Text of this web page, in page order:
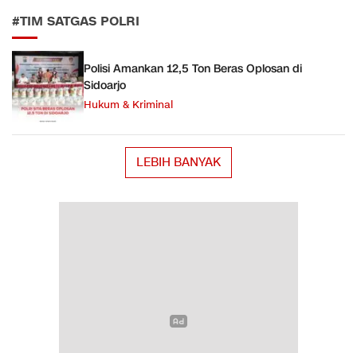
#TIM SATGAS POLRI
Polisi Amankan 12,5 Ton Beras Oplosan di
Sidoarjo
Hukum & Kriminal
LEBIH BANYAK